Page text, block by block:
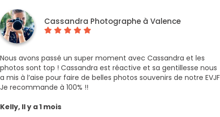
Cassandra Photographe à Valence
Nous avons passé un super moment avec Cassandra et les
photos sont top ! Cassandra est réactive et sa gentillesse nous
a mis à l’aise pour faire de belles photos souvenirs de notre EVJF
Je recommande à 100% !!
Kelly, Il y a 1 mois